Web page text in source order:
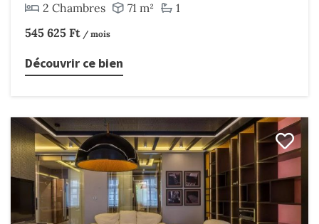
2 Chambres
71 m²
1
545 625 Ft / mois
Découvrir ce bien